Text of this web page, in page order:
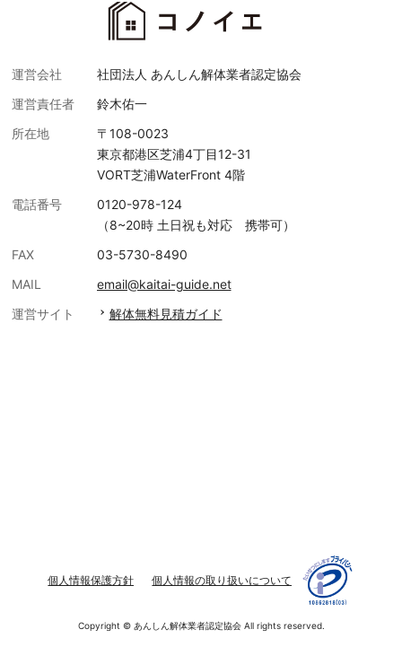
運営会社
社団法人 あんしん解体業者認定協会
運営責任者
鈴木佑一
所在地
〒108-0023
東京都港区芝浦4丁目12-31
VORT芝浦WaterFront 4階
電話番号
0120-978-124
（8~20時 土日祝も対応 携帯可）
FAX
03-5730-8490
MAIL
email@kaitai-guide.net
運営サイト
解体無料見積ガイド
個人情報保護方針 個人情報の取り扱いについて
Copyright © あんしん解体業者認定協会 All rights reserved.